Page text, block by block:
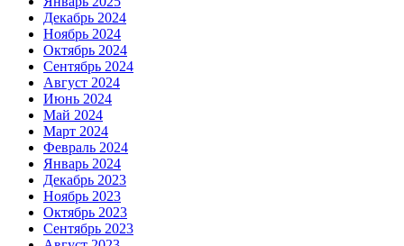
Декабрь 2024
Ноябрь 2024
Октябрь 2024
Сентябрь 2024
Август 2024
Июнь 2024
Май 2024
Март 2024
Февраль 2024
Январь 2024
Декабрь 2023
Ноябрь 2023
Октябрь 2023
Сентябрь 2023